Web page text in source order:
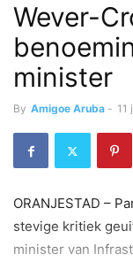
Wever-
minister
By Amigoe Aruba - 11
ORANJESTAD –
stevige kritiek
minister van